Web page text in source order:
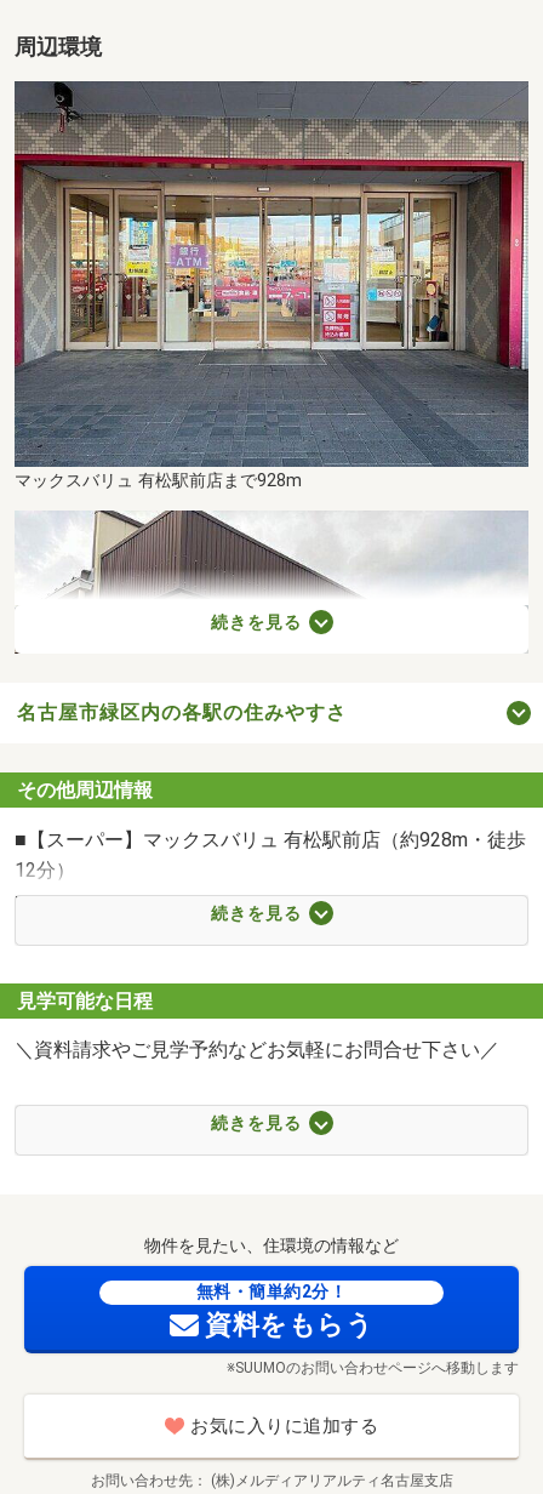
周辺環境
マックスバリュ 有松駅前店まで928m
フェルナ姥子山店まで800m
大将ケ根南公園まで243m
続きを見る
名古屋市緑区内の各駅の住みやすさ
その他周辺情報
■【スーパー】マックスバリュ 有松駅前店（約928m・徒歩
12分）
■【スーパー】フェルナ姥子山店（約800m・徒歩10分）
■【公園】大将ケ根南公園（約243m・徒歩4分）
■【公園】東丘公園（約272m・徒歩4分）
■【小学校】名古屋市立太子小学校（約304m・徒歩4分）
■【中学校】名古屋市立東陵中学校（約1440m・徒歩18
■【ショッピングセンター】イオンタウン有松（約928m・
続きを見る
見学可能な日程
＼資料請求やご見学予約などお気軽にお問合せ下さい／
お客様のご都合に合わせて、
おおよその所要時間や内容は、下記をご参考下さい。
■現地/物件見学(30分～)
■ご希望条件のご相談(30分～)
■資金計画のご相談(30分～)
■会社の強みのご紹介(30分～)
平日もお客様のご都合に合わせて、ご案内出来ますのでお
詳しい資料やパンフレットもご用意しております。
続きを見る
物件を見たい、住環境の情報など
無料・簡単約2分！
資料をもらう
※SUUMOのお問い合わせページへ移動します
お気に入りに追加する
お問い合わせ先 (株)メルディアリアルティ名古屋支店